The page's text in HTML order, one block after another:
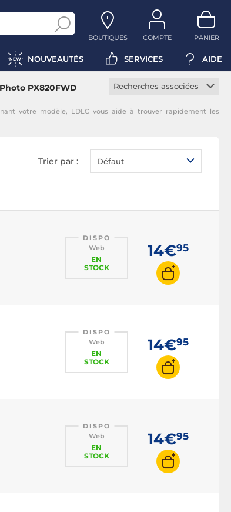
BOUTIQUES COMPTE PANIER
NOUVEAUTÉS SERVICES AIDE
PX820FWD
Recherches associées
Cartouche jaune
votre modèle, LDLC vous aide à trouver rapidement les
Trier par : Défaut
DISPO
Web
EN
STOCK
14€95
DISPO
Web
EN
STOCK
14€95
DISPO
Web
EN
STOCK
14€95